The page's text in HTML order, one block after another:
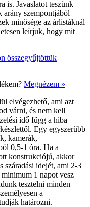
is. Javaslatot teszünk
arány szempontjából
minősége az árlistáknál
leírjuk, hogy mit
összegyűjtöttük
Megnézem »
elvégezhető, ami azt
várni, és nem kell
idő függ a hiba
Egy egyszerűbb
kamerák,
0,5-1 óra. Ha a
konstrukciójú, akkor
száradási idejét, ami 2-3
1 napot vesz
tesztelni minden
a
határozni.